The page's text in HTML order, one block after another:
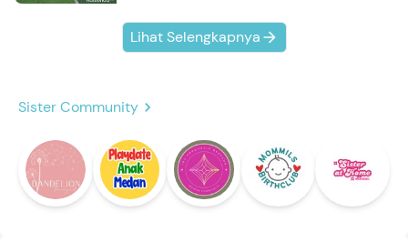
Lihat Selengkapnya
Sister Community